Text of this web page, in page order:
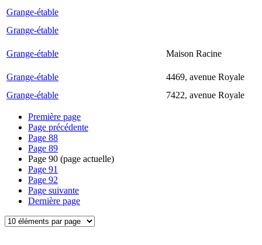
Grange-étable
Grange-étable
Grange-étable Maison Racine
Grange-étable
4469, avenue Royale
Grange-étable
7422, avenue Royale
Première page
Page précédente
Page 88
Page 89
Page 90 (page actuelle)
Page 91
Page 92
Page suivante
Dernière page